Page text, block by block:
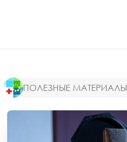
ПОЛЕЗНЫЕ МАТЕРИАЛЫ